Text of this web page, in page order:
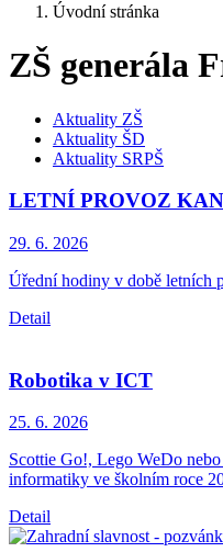
Úvodní stránka
ZŠ generála
Aktuality ZŠ
Aktuality ŠD
Aktuality SRPŠ
LETNÍ PROVOZ
29. 6. 2026
Úřední hodiny v době letních
Detail
Robotika v ICT
25. 6. 2026
Scottie Go!, Lego WeDo
informatiky ve školním roce
Detail